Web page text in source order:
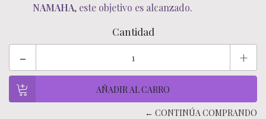
NAMAHA, este objetivo es alcanzado.
Cantidad
- +
← CONTINÚA COMPRANDO